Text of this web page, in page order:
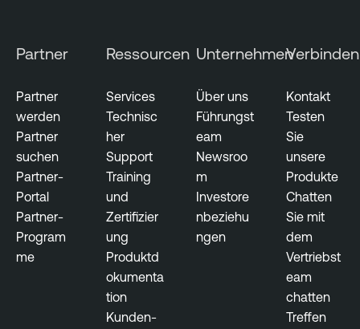
Partner
Partner
werden
Partner
suchen
Partner-
Portal
Partner-
Program
me
Ressourcen
Services
Technisc
her
Support
Training
und
Zertifizier
ung
Produktd
okumenta
tion
Kunden-
Unternehmen
Über uns
Führungst
eam
Newsroo
m
Investore
nbeziehu
ngen
Verbinden
Kontakt
Testen
Sie
unsere
Produkte
Chatten
Sie mit
dem
Vertriebst
eam
chatten
Treffen